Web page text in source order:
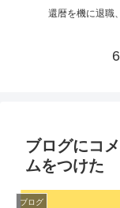
還暦を機に退職
ブログにコ
ムをつけた
ブログ